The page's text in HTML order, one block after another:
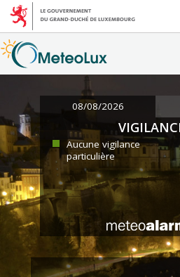
08/08/2026
Aucune vigilance
particulière